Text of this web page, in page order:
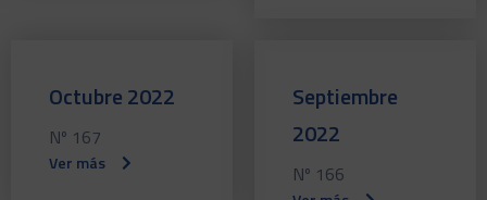
Octubre 2022
Nº 167
Ver más
Septiembre
2022
Nº 166